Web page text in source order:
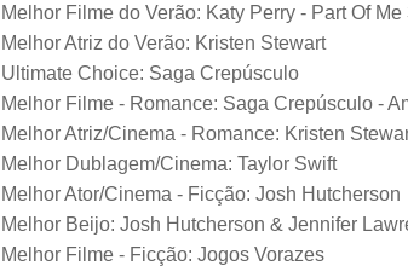
Melhor Filme do Verão: Katy Perry - Part Of Me
Melhor Atriz do Verão: Kristen Stewart
Ultimate Choice: Saga Crepúsculo
Melhor Filme - Romance: Saga Crepúsculo -
Melhor Atriz/Cinema - Romance: Kristen
Melhor Dublagem/Cinema: Taylor Swift
Melhor Ator/Cinema - Ficção: Josh Hutcherson
Melhor Beijo: Josh Hutcherson & Jennifer
Melhor Filme - Ficção: Jogos Vorazes